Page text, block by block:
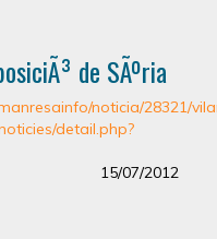
de SÃºria
noticia/28321/
detail.php?
15/07/2012